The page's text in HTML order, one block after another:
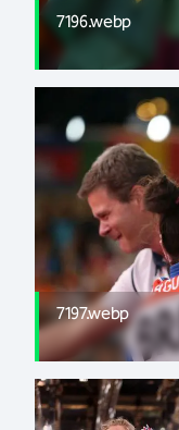
7196.webp
7197.webp